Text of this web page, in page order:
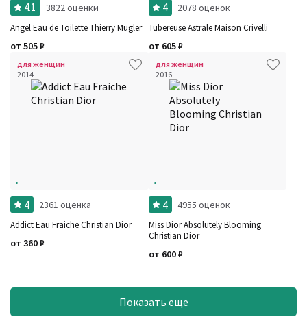
4.1 3822 оценки
Angel Eau de Toilette Thierry Mugler
от 505₽
4 2078 оценок
Tubereuse Astrale Maison Crivelli
от 605₽
для женщин
2014
4 2361 оценка
Addict Eau Fraiche Christian Dior
от 360₽
для женщин
2016
4 4955 оценок
Miss Dior Absolutely Blooming
Christian Dior
от 600₽
Показать еще